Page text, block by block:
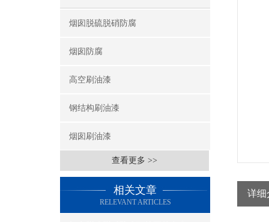
烟囱脱硫脱硝防腐
烟囱防腐
高空刷油漆
钢结构刷油漆
烟囱刷油漆
查看更多 >>
相关文章
RELEVANT ARTICLES
详细